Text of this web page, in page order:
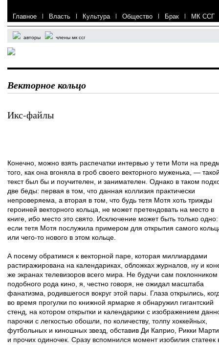
Главное | Власть | Культура | Общество | Брак | МК ССГ
авторы члены мк ссг
Векторное кольцо
Икс-файлы
Конечно, можно взять распечатки интервью у тети Моти на
того, как она вгоняла в гроб своего векторного муженька, —
текст был бы и поучителен, и занимателен. Однако в таком
две беды: первая в том, что данная коллизия практически
непроверяема, а вторая в том, что будь тетя Мотя хоть трижды
героиней векторного кольца, не может претендовать на место в
книге, ибо место это свято. Исключение может быть только одно:
если тетя Мотя послужила примером для открытия самого
или чего-то нового в этом кольце.
А посему обратимся к векторной паре, которая миллиардами
растиражирована на календариках, обложках журналов, ну и
же экранах телевизоров всего мира. Не будучи сам поклонником
подобного рода кино, я, честно говоря, не ожидал масштаба
фанатизма, родившегося вокруг этой пары. Глаза открылись,
во время прогулки по книжной ярмарке я обнаружил гигантский
стенд, на котором открытки и календарики с изображением
парочки с легкостью обошли, по количеству, толпу хоккейных,
футбольных и киношных звезд, обставив Ди Каприо, Рикки
и прочих одиночек. Сразу вспомнился момент изобилия статеек